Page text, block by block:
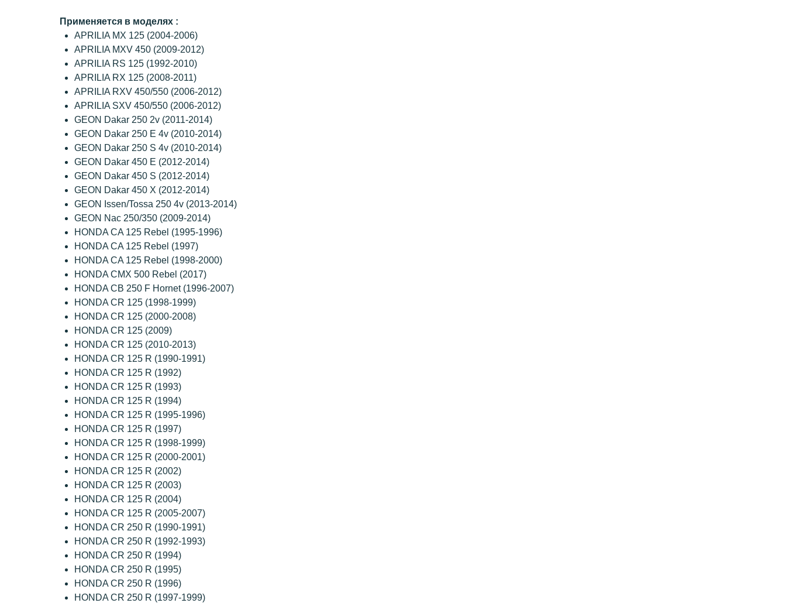
Применяется в моделях :
APRILIA MX 125 (2004-2006)
APRILIA MXV 450 (2009-2012)
APRILIA RS 125 (1992-2010)
APRILIA RX 125 (2008-2011)
APRILIA RXV 450/550 (2006-2012)
APRILIA SXV 450/550 (2006-2012)
GEON Dakar 250 2v (2011-2014)
GEON Dakar 250 E 4v (2010-2014)
GEON Dakar 250 S 4v (2010-2014)
GEON Dakar 450 E (2012-2014)
GEON Dakar 450 S (2012-2014)
GEON Dakar 450 X (2012-2014)
GEON Issen/Tossa 250 4v (2013-2014)
GEON Nac 250/350 (2009-2014)
HONDA CA 125 Rebel (1995-1996)
HONDA CA 125 Rebel (1997)
HONDA CA 125 Rebel (1998-2000)
HONDA CMX 500 Rebel (2017)
HONDA CB 250 F Hornet (1996-2007)
HONDA CR 125 (1998-1999)
HONDA CR 125 (2000-2008)
HONDA CR 125 (2009)
HONDA CR 125 (2010-2013)
HONDA CR 125 R (1990-1991)
HONDA CR 125 R (1992)
HONDA CR 125 R (1993)
HONDA CR 125 R (1994)
HONDA CR 125 R (1995-1996)
HONDA CR 125 R (1997)
HONDA CR 125 R (1998-1999)
HONDA CR 125 R (2000-2001)
HONDA CR 125 R (2002)
HONDA CR 125 R (2003)
HONDA CR 125 R (2004)
HONDA CR 125 R (2005-2007)
HONDA CR 250 R (1990-1991)
HONDA CR 250 R (1992-1993)
HONDA CR 250 R (1994)
HONDA CR 250 R (1995)
HONDA CR 250 R (1996)
HONDA CR 250 R (1997-1999)